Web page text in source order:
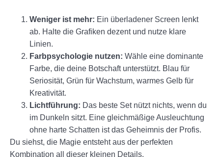
Weniger ist mehr: Ein überladener Screen lenkt
ab. Halte die Grafiken dezent und nutze klare
Linien.
Farbpsychologie nutzen: Wähle eine dominante
Farbe, die deine Botschaft unterstützt. Blau für
Seriosität, Grün für Wachstum, warmes Gelb für
Kreativität.
Lichtführung: Das beste Set nützt nichts, wenn du
im Dunkeln sitzt. Eine gleichmäßige Ausleuchtung
ohne harte Schatten ist das Geheimnis der Profis.
Du siehst, die Magie entsteht aus der perfekten
Kombination all dieser kleinen Details.